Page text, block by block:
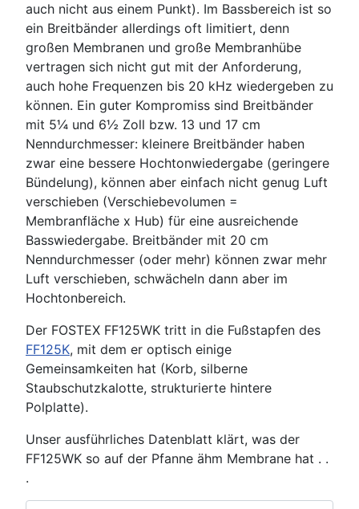
auch nicht aus einem Punkt). Im Bassbereich ist so
ein Breitbänder allerdings oft limitiert, denn
großen Membranen und große Membranhübe
vertragen sich nicht gut mit der Anforderung,
auch hohe Frequenzen bis 20 kHz wiedergeben zu
können. Ein guter Kompromiss sind Breitbänder
mit 5¼ und 6½ Zoll bzw. 13 und 17 cm
Nenndurchmesser: kleinere Breitbänder haben
zwar eine bessere Hochtonwiedergabe (geringere
Bündelung), können aber einfach nicht genug Luft
verschieben (Verschiebevolumen =
Membranfläche x Hub) für eine ausreichende
Basswiedergabe. Breitbänder mit 20 cm
Nenndurchmesser (oder mehr) können zwar mehr
Luft verschieben, schwächeln dann aber im
Hochtonbereich.
Der FOSTEX FF125WK tritt in die Fußstapfen des
FF125K, mit dem er optisch einige
Gemeinsamkeiten hat (Korb, silberne
Staubschutzkalotte, strukturierte hintere
Polplatte).
Unser ausführliches Datenblatt klärt, was der
FF125WK so auf der Pfanne ähm Membrane hat . .
.